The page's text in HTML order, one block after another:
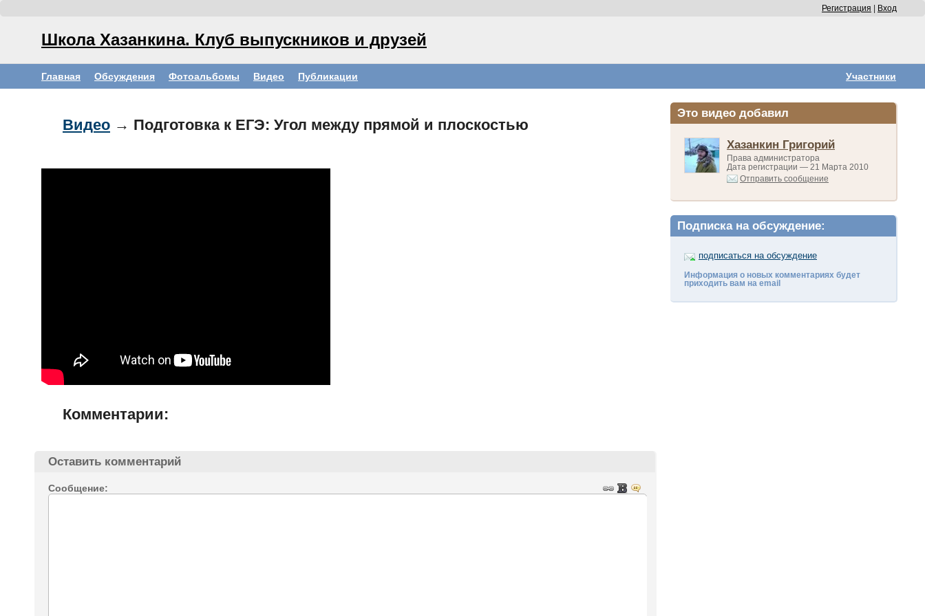
Регистрация Вход
Школа Хазанкина. Клуб выпускников и друзей
Главная Обсуждения Фотоальбомы Видео Участники
Публикации
Это видео добавил
Хазанкин Григорий
Права администратора
Дата регистрации — 21 Марта 2010
Отправить сообщение
Подписка на обсуждение:
подписаться на обсуждение
Информация о новых комментариях будет
приходить вам на email
Видео → Подготовка к ЕГЭ: Угол между прямой и плоскостью
Комментарии:
Оставить комментарий
Сообщение: